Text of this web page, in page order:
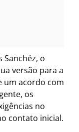
Sanchéz, o
versão para a
um acordo com
os
no
contato inicial.